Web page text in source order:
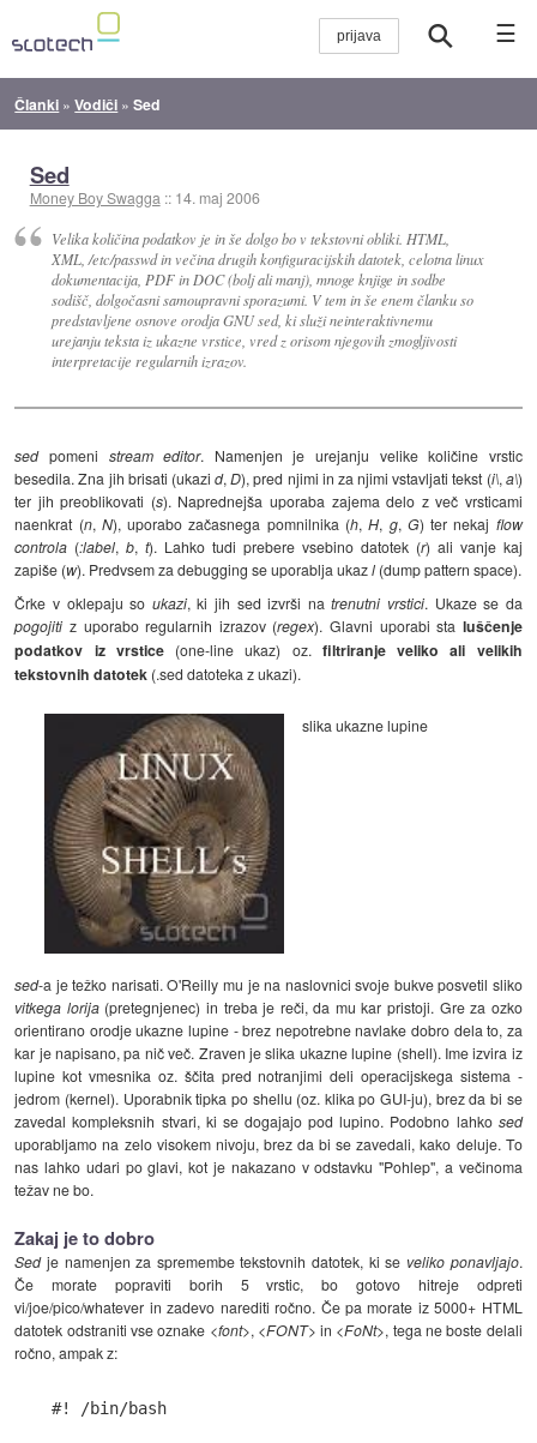
☰
Članki »Vodiči »Sed
Sed
Money Boy Swagga :: 14. maj 2006
Velika količina podatkov je in še dolgo bo v tekstovni obliki. HTML,
XML,/etc/passwdin večina drugih konfiguracijskih datotek, celotna linux
dokumentacija, PDF in DOC (bolj ali manj), mnoge knjige in sodbe
sodišč, dolgočasni samoupravni sporazumi. V tem in še enem članku so
predstavljene osnove orodja GNUsed, ki služi neinteraktivnemu
urejanju teksta iz ukazne vrstice, vred z orisom njegovih zmogljivosti
interpretacije regularnih izrazov.
sedpomeni stream editor. Namenjen je urejanju velike količine vrstic
besedila. Zna jih brisati (ukazid,D), pred njimi in za njimi vstavljati tekst (i\, a\)
ter jih preoblikovati (s). Naprednejša uporaba zajema delo z več vrsticami
naenkrat (n, N), uporabo začasnega pomnilnika (h,H, g, G) ter nekaj flow
controla (:label,b,t). Lahko tudi prebere vsebino datotek (r) ali vanje kaj
zapiše (w). Predvsem za debugging se uporablja ukazl (dump pattern space).
Črke v oklepaju so ukazi, ki jih sed izvrši natrenutni vrstici. Ukaze se da
pogojiti z uporabo regularnih izrazov (regex). Glavni uporabi sta luščenje
podatkov iz vrstice(one-line ukaz) oz. filtriranje veliko ali velikih
tekstovnih datotek (.sed datoteka z ukazi).
slika ukazne lupine
sed-a je težko narisati. O'Reilly mu je na naslovnici svoje bukve posvetil sliko
vitkega lorija(pretegnjenec) in treba je reči, da mu kar pristoji. Gre za ozko
orientirano orodje ukazne lupine - brez nepotrebne navlake dobro dela to, za
kar je napisano, pa nič več. Zraven je slika ukazne lupine (shell). Ime izvira iz
lupine kot vmesnika oz. ščita pred notranjimi deli operacijskega sistema -
jedrom (kernel). Uporabnik tipka po shellu (oz. klika po GUI-ju), brez da bi se
zavedal kompleksnih stvari, ki se dogajajo pod lupino. Podobno lahko sed
uporabljamo na zelo visokem nivoju, brez da bi se zavedali, kako deluje. To
nas lahko udari po glavi, kot je nakazano v odstavku "Pohlep", a večinoma
težav ne bo.
Zakaj je to dobro
Sedje namenjen za spremembe tekstovnih datotek, ki se veliko ponavljajo.
Če morate popraviti borih 5 vrstic, bo gotovo hitreje odpreti
vi/joe/pico/whatever in zadevo narediti ročno. Če pa morate iz 5000+ HTML
datotek odstraniti vse oznake <font>, <FONT> in <FoNt>, tega ne boste delali
ročno, ampak z:
#! /bin/bash